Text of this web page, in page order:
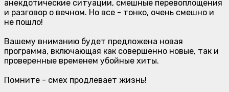
анекдотические ситуации, смешные перевоплощения
и разговор о вечном. Но все - тонко, очень смешно и
не пошло!
Вашему вниманию будет предложена новая
программа, включающая как совершенно новые, так и
проверенные временем убойные хиты.
Помните - смех продлевает жизнь!